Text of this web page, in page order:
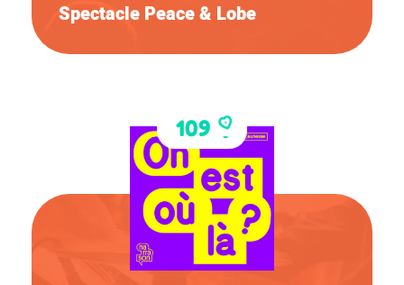
Spectacle Peace & Lobe
109